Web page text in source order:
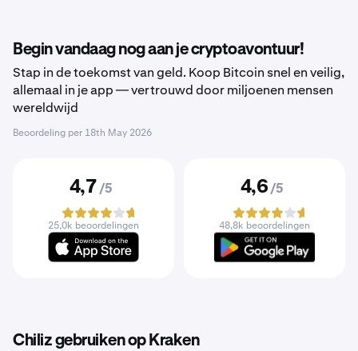
Begin vandaag nog aan je cryptoavontuur!
Stap in de toekomst van geld. Koop Bitcoin snel en veilig,
allemaal in je app — vertrouwd door miljoenen mensen
wereldwijd
Beoordeling per 18th May 2026
4,7 /5
25,0k beoordelingen
4,6 /5
48,8k beoordelingen
Chiliz gebruiken op Kraken